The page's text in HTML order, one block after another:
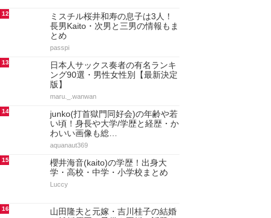
12
ミスチル桜井和寿の息子は3人！
長男Kaito・次男と三男の情報もま
とめ
passpi
13
日本人サックス奏者の有名ランキ
ング90選・男性女性別【最新決定
版】
maru._.wanwan
14
junko(打首獄門同好会)の年齢や若
い頃！身長や大学/学歴と経歴・か
わいい画像も総…
aquanaut369
15
櫻井海音(kaito)の学歴！出身大
学・高校・中学・小学校まとめ
Luccy
16
山田隆夫と元嫁・吉川桂子の結婚